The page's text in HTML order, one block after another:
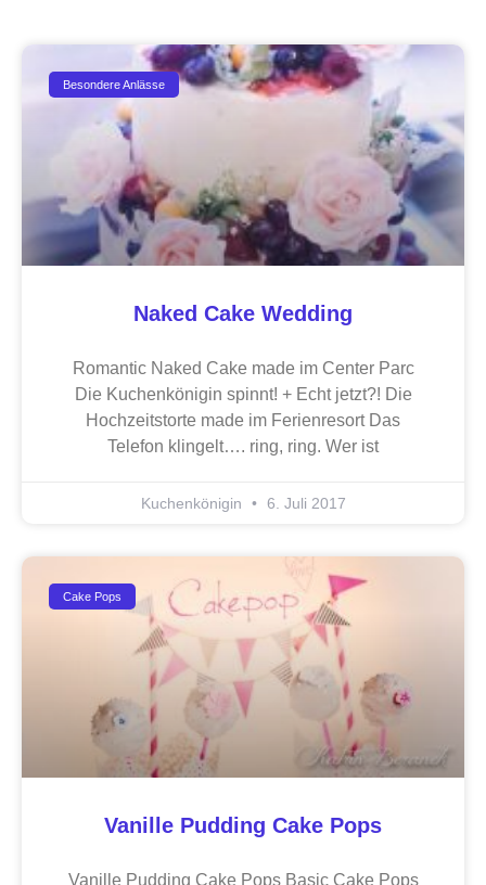
Besondere Anlässe
Naked Cake Wedding
Romantic Naked Cake made im Center Parc
Die Kuchenkönigin spinnt! + Echt jetzt?! Die
Hochzeitstorte made im Ferienresort Das
Telefon klingelt…. ring, ring. Wer ist
Kuchenkönigin 6. Juli 2017
Cake Pops
Vanille Pudding Cake Pops
Vanille Pudding Cake Pops Basic Cake Pops